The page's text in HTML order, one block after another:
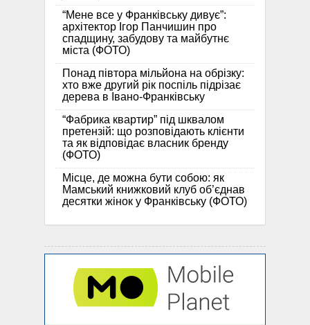
“Мене все у Франківську дивує”:
архітектор Ігор Панчишин про
спадщину, забудову та майбутнє
міста (ФОТО)
Понад півтора мільйона на обрізку:
хто вже другий рік поспіль підрізає
дерева в Івано-Франківську
“Фабрика квартир” під шквалом
претензій: що розповідають клієнти
та як відповідає власник бренду
(ФОТО)
Місце, де можна бути собою: як
Мамський книжковий клуб об’єднав
десятки жінок у Франківську (ФОТО)